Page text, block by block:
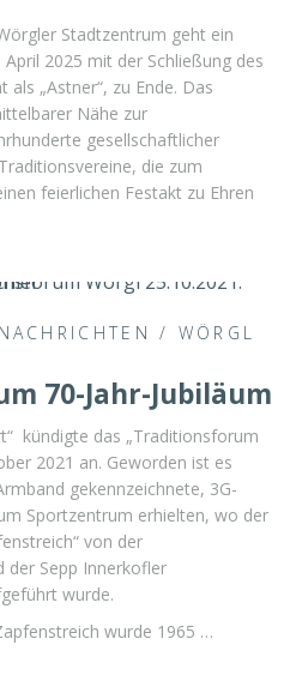
Stadtzentrum geht ein
2025 mit der Schließung des
„Astner“, zu Ende. Das
Nähe zur
gesellschaftlicher
die zum
feierlichen Festakt zu Ehren
NACHRICHTEN / WÖRGL
70-Jahr-Jubiläum
kündigte das „Traditionsforum
2021 an. Geworden ist es
gekennzeichnete, 3G-
Sportzentrum erhielten, wo der
von der
der Sepp Innerkofler
wurde.
wurde 1965 …